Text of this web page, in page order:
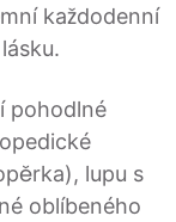
každodenní
pohodlné
lupu s
oblíbeného